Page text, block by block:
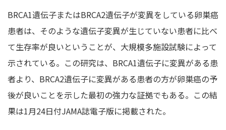
BRCA1遺伝子またはBRCA2遺伝子が変異をしている卵巣癌
患者は、そのような遺伝子変異が生じていない患者に比べ
て生存率が良いということが、大規模多施設試験によって
示されている。この研究は、BRCA1遺伝子に変異がある患
者より、BRCA2遺伝子に変異がある患者の方が卵巣癌の予
後が良いことを示した最初の強力な証拠でもある。この結
果は1月24日付JAMA誌電子版に掲載された。